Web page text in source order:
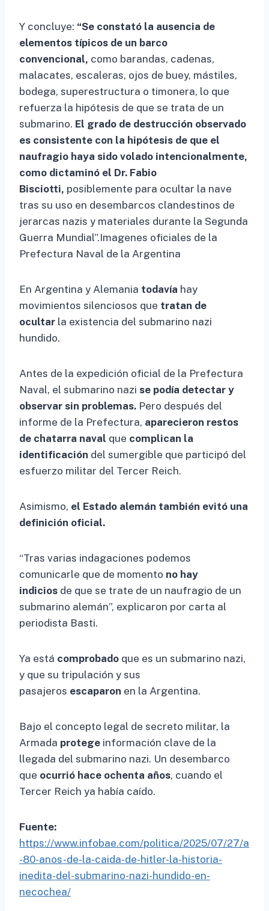
Y concluye: “Se constató la ausencia de
elementos típicos de un barco
convencional, como barandas, cadenas,
malacates, escaleras, ojos de buey, mástiles,
bodega, superestructura o timonera, lo que
refuerza la hipótesis de que se trata de un
submarino. El grado de destrucción observado
es consistente con la hipótesis de que el
naufragio haya sido volado intencionalmente,
como dictaminó el Dr. Fabio
Bisciotti, posiblemente para ocultar la nave
tras su uso en desembarcos clandestinos de
jerarcas nazis y materiales durante la Segunda
Guerra Mundial”.Imagenes oficiales de la
Prefectura Naval de la Argentina
En Argentina y Alemania todavía hay
movimientos silenciosos que tratan de
ocultar la existencia del submarino nazi
hundido.
Antes de la expedición oficial de la Prefectura
Naval, el submarino nazi se podía detectar y
observar sin problemas. Pero después del
informe de la Prefectura, aparecieron restos
de chatarra naval que complican la
identificación del sumergible que participó del
esfuerzo militar del Tercer Reich.
Asimismo, el Estado alemán también evitó una
definición oficial.
“Tras varias indagaciones podemos
comunicarle que de momento no hay
indicios de que se trate de un naufragio de un
submarino alemán”, explicaron por carta al
periodista Basti.
Ya está comprobado que es un submarino nazi,
y que su tripulación y sus
pasajeros escaparon en la Argentina.
Bajo el concepto legal de secreto militar, la
Armada protege información clave de la
llegada del submarino nazi. Un desembarco
que ocurrió hace ochenta años, cuando el
Tercer Reich ya había caído.
Fuente:
https://www.infobae.com/politica/2025/07/27/a
-80-anos-de-la-caida-de-hitler-la-historia-
inedita-del-submarino-nazi-hundido-en-
necochea/